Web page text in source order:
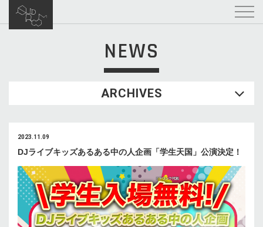
NEWS
ARCHIVES
2023.11.09
DJライブキッズあるある中の人企画「学生天国」公演決定！